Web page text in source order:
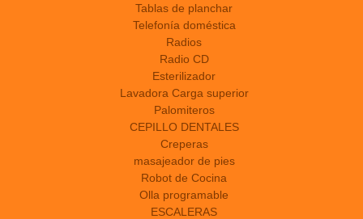
Tablas de planchar
Telefonía doméstica
Radios
Radio CD
Esterilizador
Lavadora Carga superior
Palomiteros
CEPILLO DENTALES
Creperas
masajeador de pies
Robot de Cocina
Olla programable
ESCALERAS